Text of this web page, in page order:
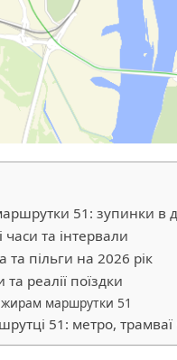
51: зупинки в
часи та інтервали
та пільги на 2026 рік
реалії поїздки
маршрутки 51
51: метро,